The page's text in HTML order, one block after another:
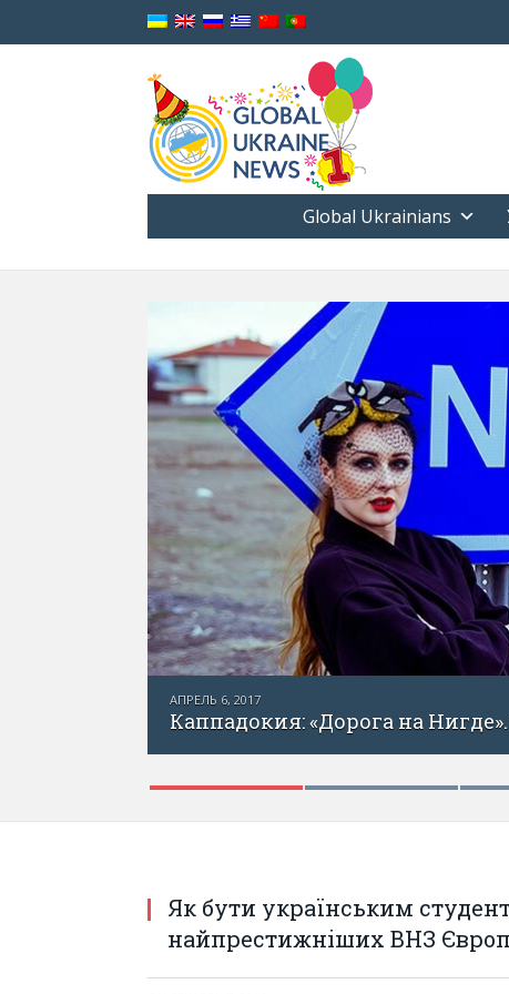
Global Ukrainians
АПРЕЛЬ 1, 2017
Каппадокия — «Страна
Як бути українським
найпрестижніших ВНЗ